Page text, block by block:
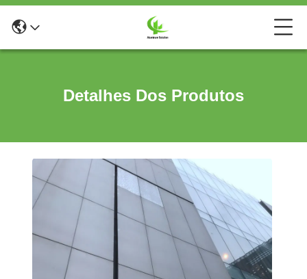
Detalhes Dos Produtos